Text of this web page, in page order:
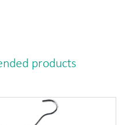
products